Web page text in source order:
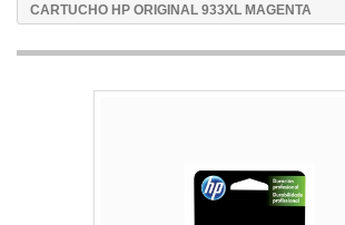
CARTUCHO HP ORIGINAL 933XL MAGENTA